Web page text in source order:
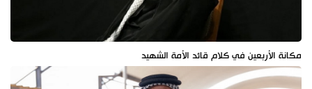
مكانة الأربعين في كلام قائد الأمة الشهيد